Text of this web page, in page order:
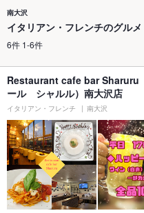
南大沢
イタリアン・フレンチのグル
6件 1-6件
Restaurant cafe bar
ール シャルル）南大沢店
イタリアン・フレンチ 南大沢